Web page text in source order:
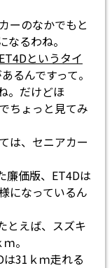
ーのなかでもと
るわね。
ET4Dというタイ
るんですって。
。だけどほ
ちょっと見てみ
は、セニアカー
廉価版、ET4Dは
になっているん
とえば、スズキ
。
31ｋｍ走れる